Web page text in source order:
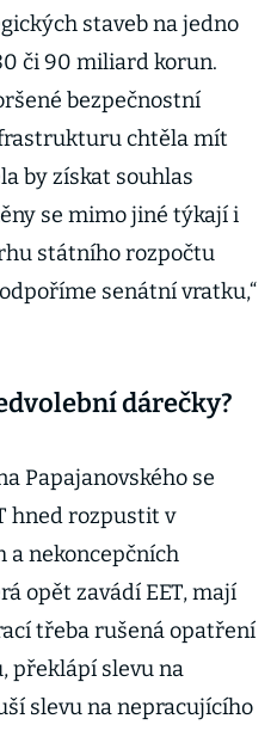
staveb na jedno
či 90 miliard korun.
bezpečnostní
chtěla mít
by získat souhlas
se mimo jiné týkají i
státního rozpočtu
senátní vratku,“
dárečky?
Papajanovského se
hned rozpustit v
a nekoncepčních
opět zavádí EET, mají
třeba rušená opatření
překlápí slevu na
slevu na nepracujícího